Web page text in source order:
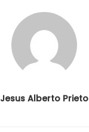
Jesus Alberto Prieto